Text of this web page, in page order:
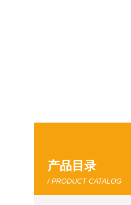
产品目录
/ PRODUCT CATALOG